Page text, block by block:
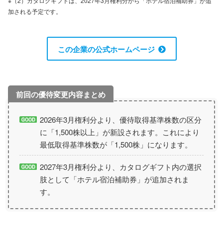
加される予定です。
この企業の公式ホームページ
2026年3月権利分より、優待取得基準株数の区分
に「1,500株以上」が新設されます。これにより
最低取得基準株数が「1,500株」になります。
2027年3月権利分より、カタログギフト内の選択
肢として「ホテル宿泊補助券」が追加されま
す。